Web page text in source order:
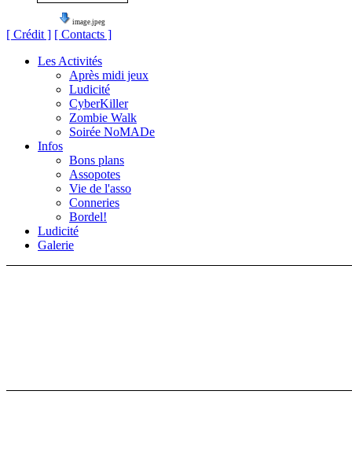
image.jpeg
[ Crédit ] [ Contacts ]
Les Activités
Après midi jeux
Ludicité
CyberKiller
Zombie Walk
Soirée NoMADe
Infos
Bons plans
Assopotes
Vie de l'asso
Conneries
Bordel!
Ludicité
Galerie